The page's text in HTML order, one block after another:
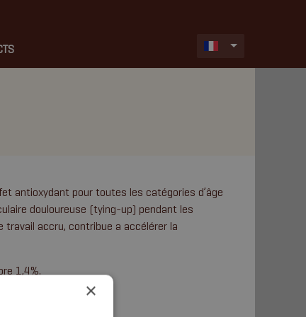
antioxydant pour toutes les catégories d’âge
douloureuse (tying-up) pendant les
travail accru, contribue a accélérer la
1,4%.
×